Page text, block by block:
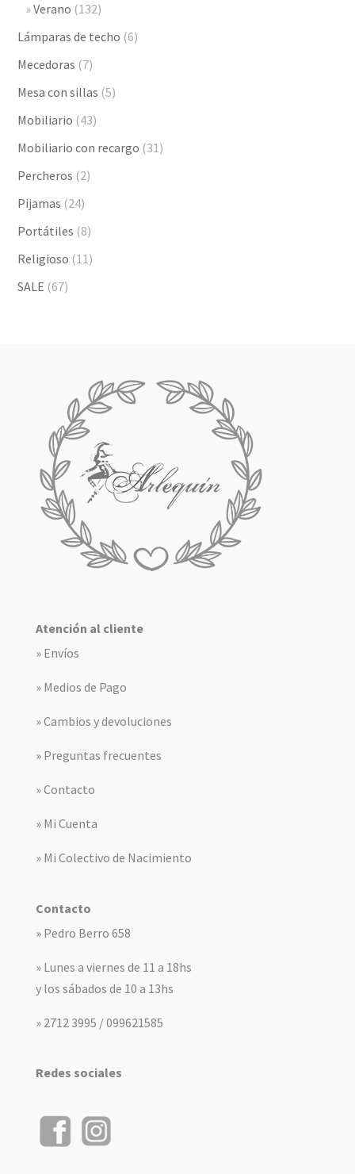
Verano (132)
Lámparas de techo (6)
Mecedoras (7)
Mesa con sillas (5)
Mobiliario (43)
Mobiliario con recargo (31)
Percheros (2)
Pijamas (24)
Portátiles (8)
Religioso (11)
SALE (67)
Atención al cliente
» Envíos
» Medios de Pago
» Cambios y devoluciones
» Preguntas frecuentes
» Contacto
» Mi Cuenta
» Mi Colectivo de Nacimiento
Contacto
» Pedro Berro 658
» Lunes a viernes de 11 a 18hs
y los sábados de 10 a 13hs
» 2712 3995 / 099621585
Redes sociales